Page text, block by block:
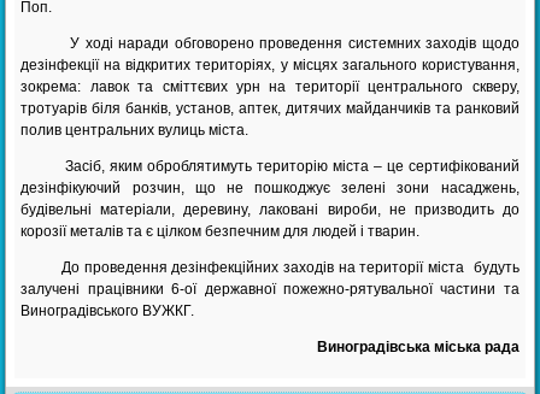
Поп.
У ході наради обговорено проведення системних заходів щодо
дезінфекції на відкритих територіях, у місцях загального користування,
зокрема: лавок та сміттєвих урн на території центрального скверу,
тротуарів біля банків, установ, аптек, дитячих майданчиків та ранковий
полив центральних вулиць міста.
Засіб, яким оброблятимуть територію міста – це сертифікований
дезінфікуючий розчин, що не пошкоджує зелені зони насаджень,
будівельні матеріали, деревину, лаковані вироби, не призводить до
корозії металів та є цілком безпечним для людей і тварин.
До проведення дезінфекційних заходів на території міста будуть
залучені працівники 6-ої державної пожежно-рятувальної частини та
Виноградівського ВУЖКГ.
Виноградівська міська рада